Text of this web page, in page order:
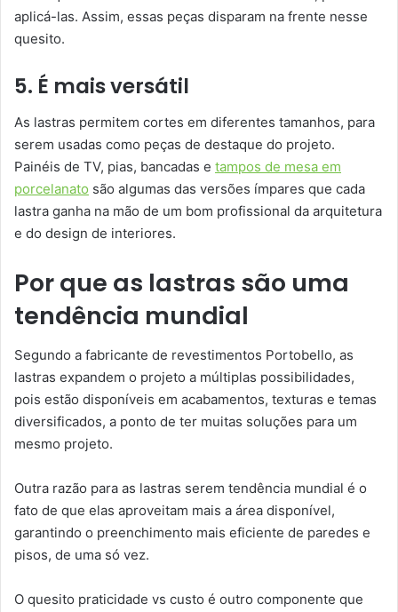
aplicá-las. Assim, essas peças disparam na frente nesse
quesito.
5. É mais versátil
As lastras permitem cortes em diferentes tamanhos, para
serem usadas como peças de destaque do projeto.
Painéis de TV, pias, bancadas e tampos de mesa em
porcelanato são algumas das versões ímpares que cada
lastra ganha na mão de um bom profissional da arquitetura
e do design de interiores.
Por que as lastras são uma
tendência mundial
Segundo a fabricante de revestimentos Portobello, as
lastras expandem o projeto a múltiplas possibilidades,
pois estão disponíveis em acabamentos, texturas e temas
diversificados, a ponto de ter muitas soluções para um
mesmo projeto.
Outra razão para as lastras serem tendência mundial é o
fato de que elas aproveitam mais a área disponível,
garantindo o preenchimento mais eficiente de paredes e
pisos, de uma só vez.
O quesito praticidade vs custo é outro componente que